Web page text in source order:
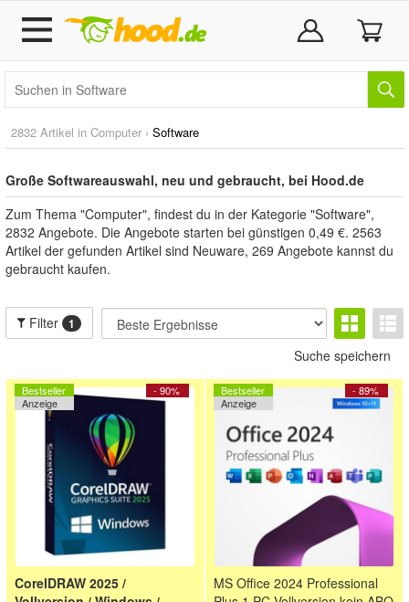
2832 Artikel in Computer › Software
Große Softwareauswahl, neu und gebraucht, bei Hood.de
Zum Thema "Computer", findest du in der Kategorie "Software",
2832 Angebote. Die Angebote starten bei günstigen 0,49 €. 2563
Artikel der gefunden Artikel sind Neuware, 269 Angebote kannst du
gebraucht kaufen.
Filter 1
Suche speichern
- 90%
Bestseller
Anzeige
CorelDRAW 2025 /
- 89%
Bestseller
Anzeige
MS Office 2024 Professional